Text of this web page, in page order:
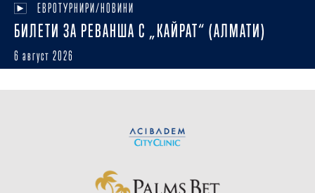
ЕВРОТУРНИРИ/НОВИНИ
БИЛЕТИ ЗА РЕВАНША С „КАЙРАТ“ (АЛМАТИ)
6 август 2026